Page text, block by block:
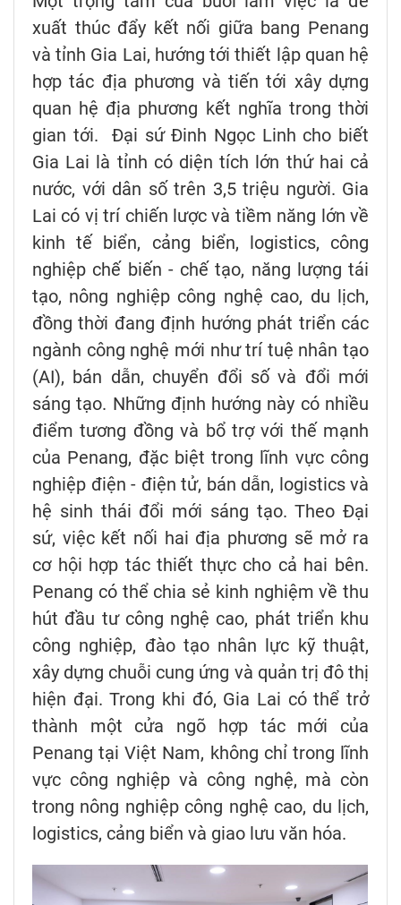
xuất thúc đẩy kết nối giữa bang Penang
và tỉnh Gia Lai, hướng tới thiết lập quan hệ
hợp tác địa phương và tiến tới xây dựng
quan hệ địa phương kết nghĩa trong thời
gian tới. Đại sứ Đinh Ngọc Linh cho biết
Gia Lai là tỉnh có diện tích lớn thứ hai cả
nước, với dân số trên 3,5 triệu người. Gia
Lai có vị trí chiến lược và tiềm năng lớn về
kinh tế biển, cảng biển, logistics, công
nghiệp chế biến - chế tạo, năng lượng tái
tạo, nông nghiệp công nghệ cao, du lịch,
đồng thời đang định hướng phát triển các
ngành công nghệ mới như trí tuệ nhân tạo
(AI), bán dẫn, chuyển đổi số và đổi mới
sáng tạo. Những định hướng này có nhiều
điểm tương đồng và bổ trợ với thế mạnh
của Penang, đặc biệt trong lĩnh vực công
nghiệp điện - điện tử, bán dẫn, logistics và
hệ sinh thái đổi mới sáng tạo. Theo Đại
sứ, việc kết nối hai địa phương sẽ mở ra
cơ hội hợp tác thiết thực cho cả hai bên.
Penang có thể chia sẻ kinh nghiệm về thu
hút đầu tư công nghệ cao, phát triển khu
công nghiệp, đào tạo nhân lực kỹ thuật,
xây dựng chuỗi cung ứng và quản trị đô thị
hiện đại. Trong khi đó, Gia Lai có thể trở
thành một cửa ngõ hợp tác mới của
Penang tại Việt Nam, không chỉ trong lĩnh
vực công nghiệp và công nghệ, mà còn
trong nông nghiệp công nghệ cao, du lịch,
logistics, cảng biển và giao lưu văn hóa.